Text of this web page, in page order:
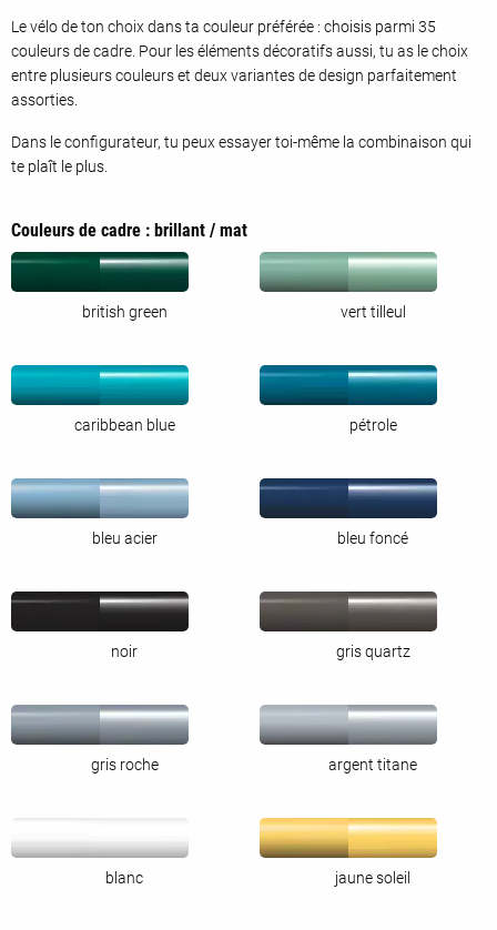
Le vélo de ton choix dans ta couleur préférée : choisis parmi 35
couleurs de cadre. Pour les éléments décoratifs aussi, tu as le choix
entre plusieurs couleurs et deux variantes de design parfaitement
assorties.
Dans le configurateur, tu peux essayer toi-même la combinaison qui
te plaît le plus.
Couleurs de cadre : brillant / mat
british green vert tilleul
caribbean blue pétrole
bleu acier bleu foncé
noir gris quartz
gris roche argent titane
blanc jaune soleil